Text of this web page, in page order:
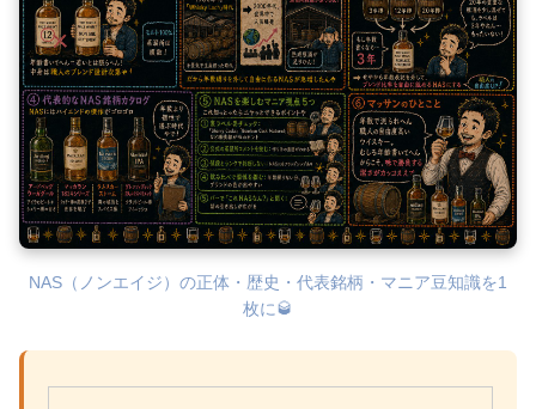
NAS（ノンエイジ）の正体・歴史・代表銘柄・マニア豆知識を1
枚に🥃